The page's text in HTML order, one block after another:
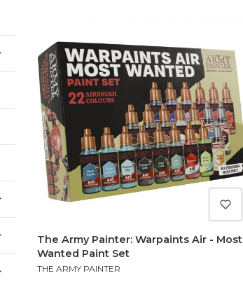
The Army Painter: Warpaints Air - Most
Wanted Paint Set
PRODUCENT
THE ARMY PAINTER